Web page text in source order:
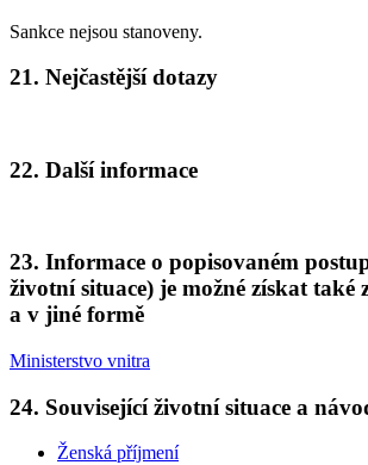
Sankce nejsou stanoveny.
21. Nejčastější dotazy
22. Další informace
23. Informace o popisovaném
životní situace) je možné získat
a v jiné formě
Ministerstvo vnitra
24. Související životní situace a
Ženská příjmení